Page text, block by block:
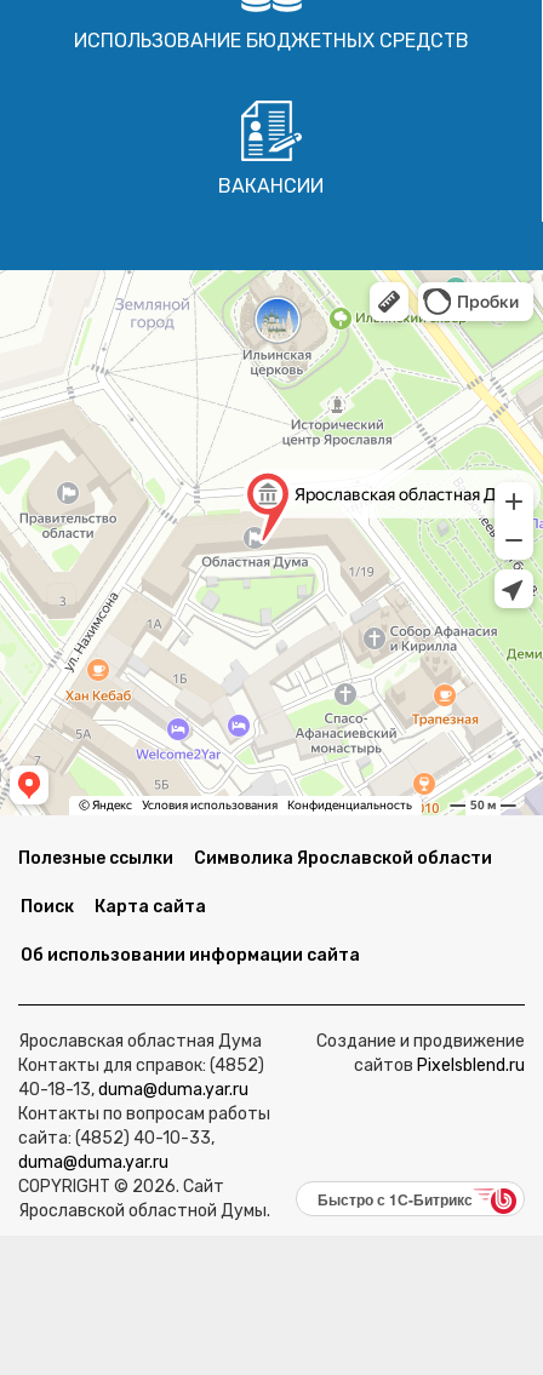
ИСПОЛЬЗОВАНИЕ БЮДЖЕТНЫХ СРЕДСТВ
ВАКАНСИИ
Полезные ссылки Символика Ярославской области
Поиск Карта сайта
Об использовании информации сайта
Ярославская областная Дума
Контакты для справок: (4852)
40-18-13,duma@duma.yar.ru
Контакты по вопросам работы
сайта: (4852) 40-10-33,
duma@duma.yar.ru
COPYRIGHT © 2026. Сайт
Ярославской областной Думы.
Создание и продвижение
сайтов Pixelsblend.ru
Быстро с 1С-Битрикс